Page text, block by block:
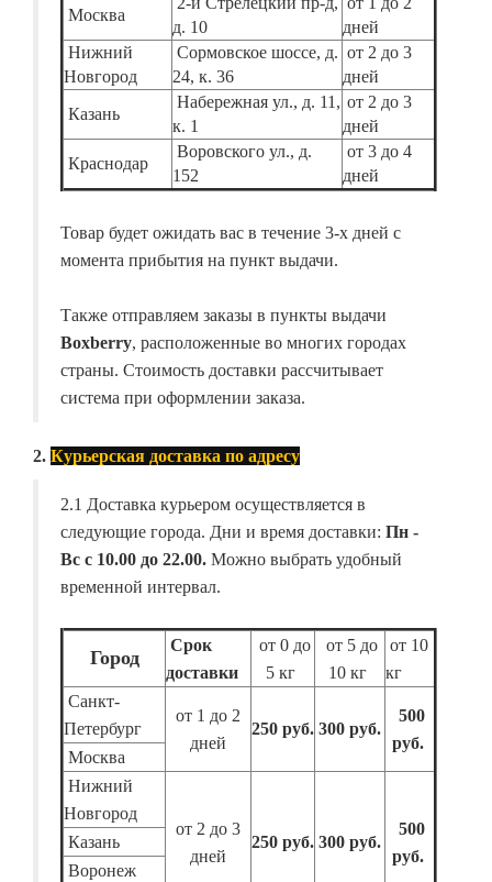
Москва
д. 10
дней
Нижний
Новгород
Сормовское шоссе, д.
24, к. 36
от 2 до 3
дней
Казань
Набережная ул., д. 11,
к. 1
от 2 до 3
дней
Краснодар
Воровского ул., д.
152
от 3 до 4
дней
Товар будет ожидать вас в течение 3-х дней с
момента прибытия на пункт выдачи.
Также отправляем заказы в пункты выдачи
Boxberry, расположенные во многих городах
страны. Стоимость доставки рассчитывает
система при оформлении заказа.
2. Курьерская доставка по адресу
2.1 Доставка курьером осуществляется в
следующие города. Дни и время доставки: Пн -
Вс с 10.00 до 22.00. Можно выбрать удобный
временной интервал.
Город
Срок
доставки
от 0 до
5 кг
от 5 до
10 кг
от 10
кг
Санкт-
Петербург
от 1 до 2
дней
250 руб. 300 руб.
500
руб.
Москва
Нижний
Новгород
от 2 до 3
дней
250 руб. 300 руб.
500
руб.
Казань
Воронеж